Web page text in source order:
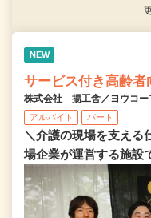
NEW
サービス付き高齢
株式会社 揚工舎／ヨウコー
アルバイト パート
＼介護の現場を支える
場企業が運営する施設